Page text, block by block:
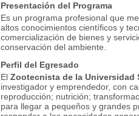
Presentación del Programa
Es un programa profesional que
altos conocimientos científicos y
comercialización de bienes y
conservación del ambiente.
Perfil del Egresado
El Zootecnista de la Universidad
investigador y emprendedor, con
reproducción; nutrición;
para llegar a pequeños y grandes